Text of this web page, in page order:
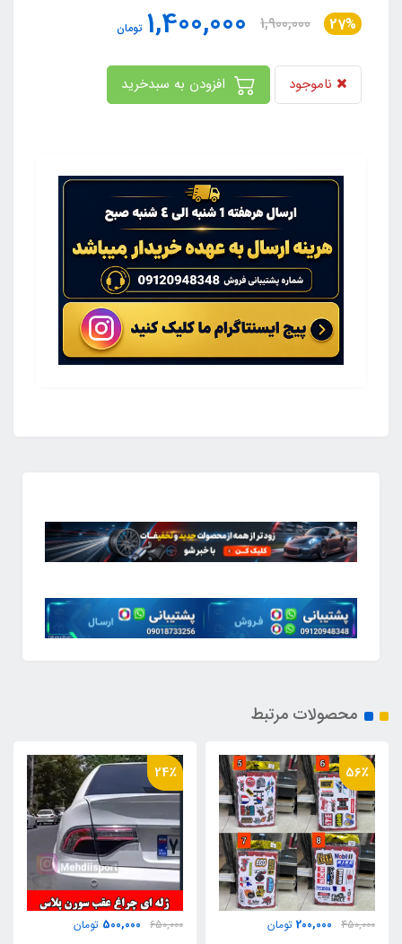
27%
1,900,000
1,400,000 تومان
ناموجود
محصولات مرتبط
56٪
450,000
200,000 تومان
24٪
650,000
500,000 تومان